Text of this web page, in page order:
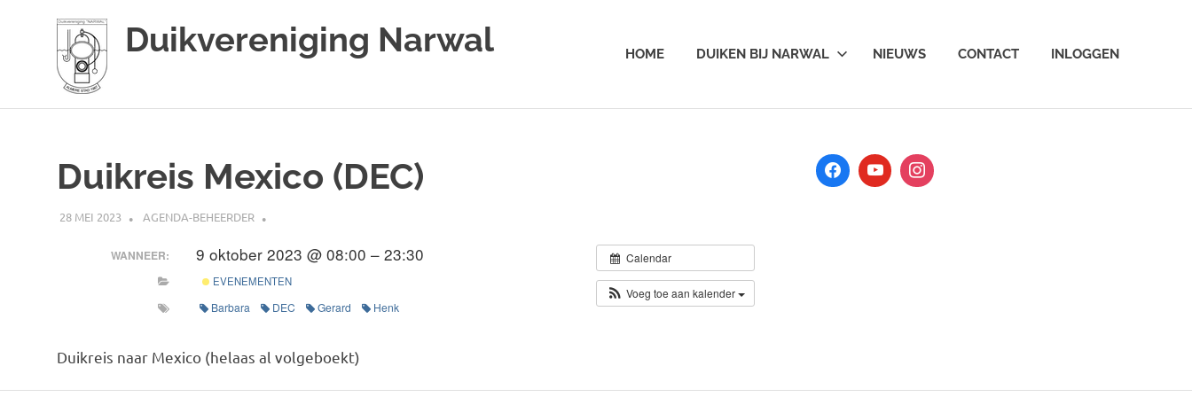
Duikvereniging Narwal HOME DUIKEN BIJ NARWAL NIEUWS CONTACT INLOGGEN
Duikreis Mexico (DEC)
28 MEI 2023 AGENDA-BEHEERDER
Calendar
Voeg toe aan kalender
WANNEER: 9 oktober 2023 @ 08:00 – 23:30
EVENEMENTEN
Barbara DEC Gerard Henk
Duikreis naar Mexico (helaas al volgeboekt)